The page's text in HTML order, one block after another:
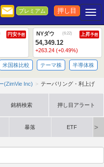
プレミアム 押し目
円安予想 NYダウ (6:22) 上昇予想
54,349.12
+263.24 (+0.49%)
米国株比較 テーマ株 半導体株
(ZimVie Inc) テーパリング・利上げ
銘柄検索 押し目アラート
暴落 ETF